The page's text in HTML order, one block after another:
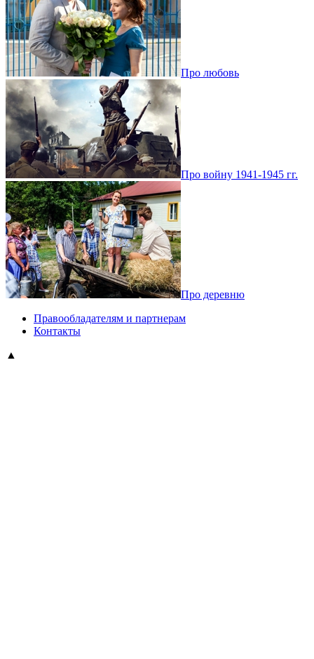
Про любовь
Про войну 1941-1945 гг.
Про деревню
Правообладателям и партнерам
Контакты
▲